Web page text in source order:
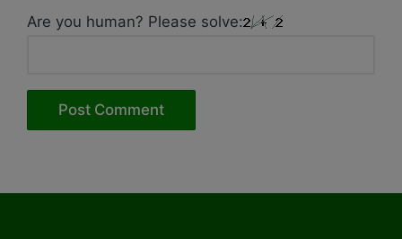
Are you human? Please solve: